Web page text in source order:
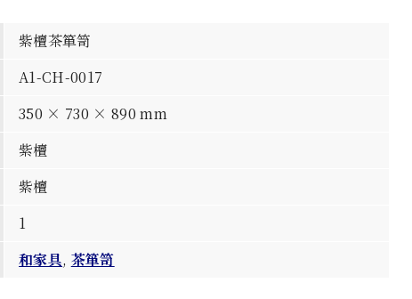
紫檀茶箪笥
A1-CH-0017
350 × 730 × 890 mm
紫檀
紫檀
1
和家具, 茶箪笥